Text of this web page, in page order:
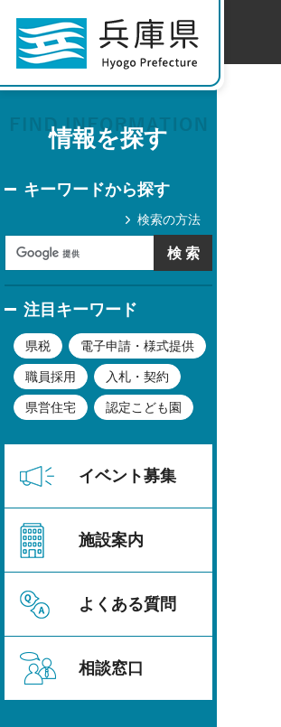
情報を探す
キーワードから探す
検索の方法
注目キーワード
県税 電子申請・様式提供
職員採用 入札・契約
県営住宅 認定こども園
イベント募集
施設案内
よくある質問
相談窓口